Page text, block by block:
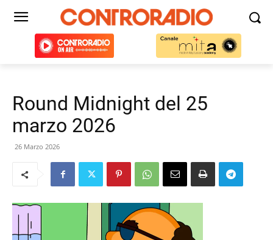
Round Midnight del 25
marzo 2026
26 Marzo 2026